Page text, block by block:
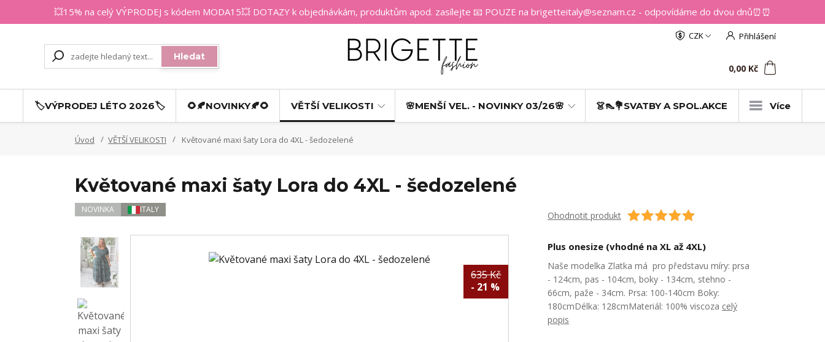
💥15% na celý VÝPRODEJ s kódem MODA15💥 DOTAZY k objednávkám, produktům apod. zasílejte 📧 POUZE na brigetteitaly@seznam.cz - odpovídáme do dvou dnů⏰⏰
CZK
Přihlášení
Hledat
0,00 Kč
🏷️VÝPRODEJ LÉTO 2026🏷️ 🌻🍂NOVINKY🍂🌻 VĚTŠÍ VELIKOSTI 🌸MENŠÍ VEL. - NOVINKY 03/26🌸 👗👠💐SVATBY A SPOL.AKCE Více
Úvod VĚTŠÍ VELIKOSTI Květované maxi šaty Lora do 4XL - šedozelené
Květované maxi šaty Lora do 4XL - šedozelené
NOVINKA ITALY
635 Kč
- 21 %
Ohodnotit produkt
Plus onesize (vhodné na XL až 4XL)
Naše modelka Zlatka má pro představu míry: prsa
- 124cm, pas - 104cm, boky - 134cm, stehno -
66cm, paže - 34cm. Prsa: 100-140cm Boky:
180cmDélka: 128cmMateriál: 100% viscoza celý
popis